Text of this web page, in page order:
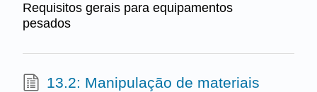
Requisitos gerais para equipamentos
pesados
13.2: Manipulação de materiais